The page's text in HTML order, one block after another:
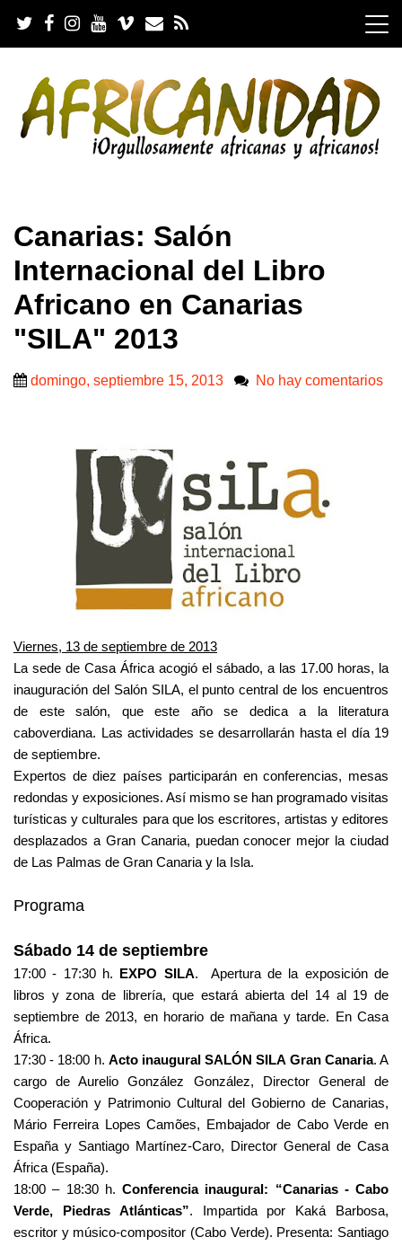
i
Canarias: Salón
Internacional del Libro
Africano en Canarias
"SILA" 2013
domingo, septiembre 15, 2013 No hay comentarios
Viernes, 13 de septiembre de 2013
La sede de Casa África acogió el sábado, a las 17.00 horas, la
inauguración del Salón SILA, el punto central de los encuentros
de este salón, que este año se dedica a la literatura
caboverdiana. Las actividades se desarrollarán hasta el día 19
de septiembre.
Expertos de diez países participarán en conferencias, mesas
redondas y exposiciones. Así mismo se han programado visitas
turísticas y culturales para que los escritores, artistas y editores
desplazados a Gran Canaria, puedan conocer mejor la ciudad
de Las Palmas de Gran Canaria y la Isla.
Programa
Sábado 14 de septiembre
17:00 - 17:30 h. EXPO SILA. Apertura de la exposición de
libros y zona de librería, que estará abierta del 14 al 19 de
septiembre de 2013, en horario de mañana y tarde. En Casa
África.
17:30 - 18:00 h. Acto inaugural SALÓN SILA Gran Canaria. A
cargo de Aurelio González González, Director General de
Cooperación y Patrimonio Cultural del Gobierno de Canarias,
Mário Ferreira Lopes Camões, Embajador de Cabo Verde en
España y Santiago Martínez-Caro, Director General de Casa
África (España).
18:00 – 18:30 h. Conferencia inaugural: “Canarias - Cabo
Verde, Piedras Atlánticas”. Impartida por Kaká Barbosa,
escritor y músico-compositor (Cabo Verde). Presenta: Santiago